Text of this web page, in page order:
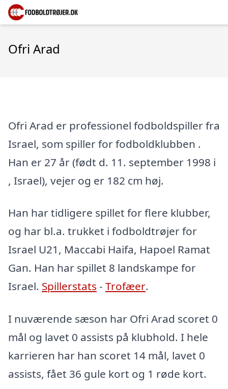
Ofri Arad
Ofri Arad er professionel fodboldspiller fra
Israel, som spiller for fodboldklubben .
Han er 27 år (født d. 11. september 1998 i
, Israel), vejer og er 182 cm høj.
Han har tidligere spillet for flere klubber,
og har bl.a. trukket i fodboldtrøjer for
Israel U21, Maccabi Haifa, Hapoel Ramat
Gan. Han har spillet 8 landskampe for
Israel. Spillerstats - Trofæer.
I nuværende sæson har Ofri Arad scoret 0
mål og lavet 0 assists på klubhold. I hele
karrieren har han scoret 14 mål, lavet 0
assists, fået 36 gule kort og 1 røde kort.